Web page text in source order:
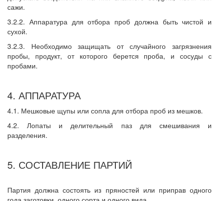
сажи.
3.2.2. Аппаратура для отбора проб должна быть чистой и
сухой.
3.2.3. Необходимо защищать от случайного загрязнения
пробы, продукт, от которого берется проба, и сосуды с
пробами.
4. АППАРАТУРА
4.1. Мешковые щупы или сопла для отбора проб из мешков.
4.2. Лопаты и делительный паз для смешивания и
разделения.
5. СОСТАВЛЕНИЕ ПАРТИЙ
Партия должна состоять из пряностей или приправ одного